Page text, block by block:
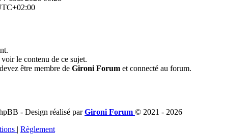
le contenu de ce sujet.
être membre de Gironi Forum et connecté au forum.
- Design réalisé parGironi Forum © 2021 - 2026
| Règlement